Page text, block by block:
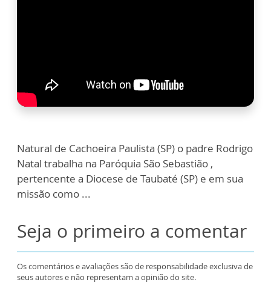
Natural de Cachoeira Paulista (SP) o padre Rodrigo
Natal trabalha na Paróquia São Sebastião ,
pertencente a Diocese de Taubaté (SP) e em sua
missão como ...
Seja o primeiro a comentar
Os comentários e avaliações são de responsabilidade exclusiva de
seus autores e não representam a opinião do site.